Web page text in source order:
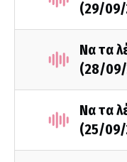
(29/
Να τα
(28/
Να τα
(25/